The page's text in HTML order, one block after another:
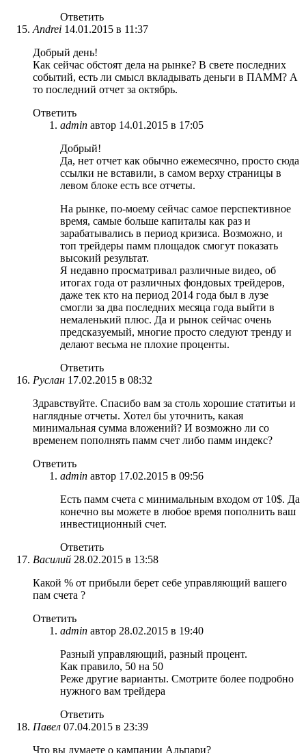
Ответить
Andrei 14.01.2015 в 11:37
Добрый день!
Как сейчас обстоят дела на рынке? В свете последних
событий, есть ли смысл вкладывать деньги в ПАММ? А
то последний отчет за октябрь.
Ответить
admin автор 14.01.2015 в 17:05
Добрый!
Да, нет отчет как обычно ежемесячно, просто сюда
ссылки не вставили, в самом верху страницы в
левом блоке есть все отчеты.
На рынке, по-моему сейчас самое перспективное
время, самые больше капиталы как раз и
зарабатывались в период кризиса. Возможно, и
топ трейдеры памм площадок смогут показать
высокий результат.
Я недавно просматривал различные видео, об
итогах года от различных фондовых трейдеров,
даже тек кто на период 2014 года был в лузе
смогли за два последних месяца года выйти в
немаленький плюс. Да и рынок сейчас очень
предсказуемый, многие просто следуют тренду и
делают весьма не плохие проценты.
Ответить
Руслан 17.02.2015 в 08:32
Здравствуйте. Спасибо вам за столь хорошие статитьи и
наглядные отчеты. Хотел бы уточнить, какая
минимальная сумма вложений? И возможно ли со
временем пополнять памм счет либо памм индекс?
Ответить
admin автор 17.02.2015 в 09:56
Есть памм счета с минимальным входом от 10$. Да
конечно вы можете в любое время пополнить ваш
инвестиционный счет.
Ответить
Василий 28.02.2015 в 13:58
Какой % от прибыли берет себе управляющий вашего
пам счета ?
Ответить
admin автор 28.02.2015 в 19:40
Разный управляющий, разный процент.
Как правило, 50 на 50
Реже другие варианты. Смотрите более подробно
нужного вам трейдера
Ответить
Павел 07.04.2015 в 23:39
Что вы думаете о кампании Альпари?